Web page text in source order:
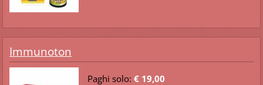
Immunoton
Paghi solo: € 19,00